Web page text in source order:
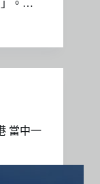
」。…
當中一